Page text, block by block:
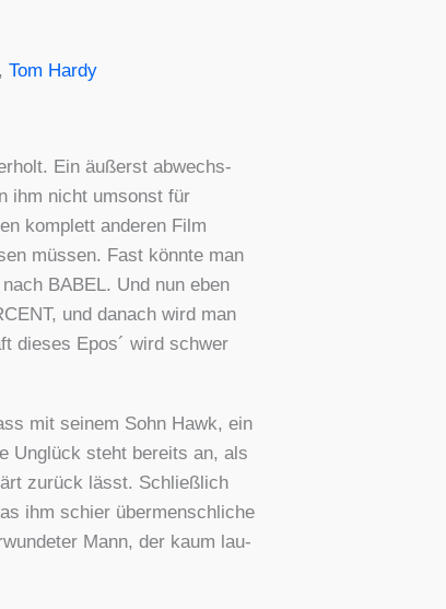
Tom Hardy
Ein äußerst abwechs­
ihm nicht umsonst für
kom­plett ande­ren Film
müs­sen. Fast könn­te man
BABEL. Und nun eben
und danach wird man
die­ses Epos´ wird schwer
mit sei­nem Sohn Hawk, ein
Unglück steht bereits an, als
zurück lässt. Schließ­lich
ihm schier über­mensch­li­che
Mann, der kaum lau­